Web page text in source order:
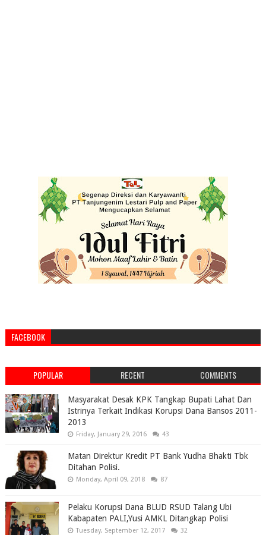
FACEBOOK
POPULAR RECENT COMMENTS
Masyarakat Desak KPK Tangkap Bupati Lahat Dan
Istrinya Terkait Indikasi Korupsi Dana Bansos 2011-
2013
Friday, January 29, 2016 43
Matan Direktur Kredit PT Bank Yudha Bhakti Tbk
Ditahan Polisi.
Monday, April 09, 2018 87
Pelaku Korupsi Dana BLUD RSUD Talang Ubi
Kabapaten PALI,Yusi AMKL Ditangkap Polisi
Tuesday, September 12, 2017 32